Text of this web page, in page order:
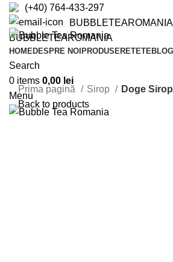
(+40) 764-433-297
BUBBLETEAROMANIA
HOMEDESPRE NOI PRODUSERETETEBLOG
Search
0 items 0,00 lei
Menu
Prima pagină Sirop
Doge
Back to products